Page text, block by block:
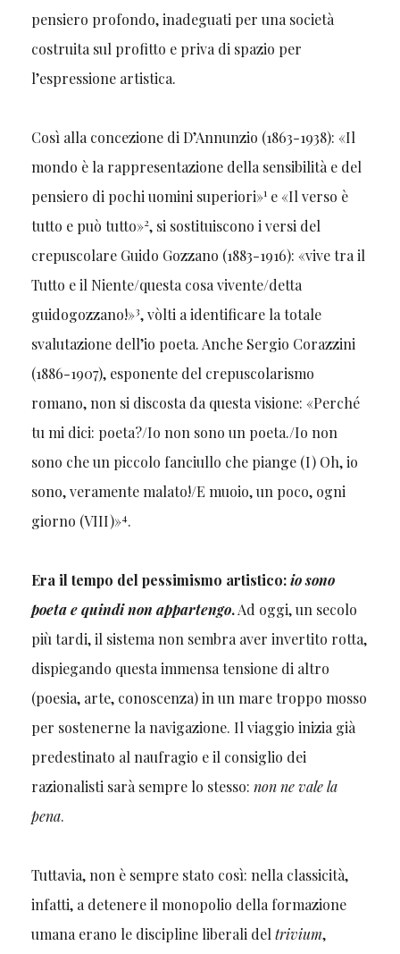
pensiero profondo, inadeguati per una società
costruita sul profitto e priva di spazio per
l’espressione artistica.
Così alla concezione di D’Annunzio (1863-1938): «Il
mondo è la rappresentazione della sensibilità e del
pensiero di pochi uomini superiori»1e «Il verso è
tutto e può tutto»2, si sostituiscono i versi del
crepuscolare Guido Gozzano (1883-1916): «vive tra il
Tutto e il Niente/questa cosa vivente/detta
guidogozzano!»3, vòlti a identificare la totale
svalutazione dell’io poeta. Anche Sergio Corazzini
(1886-1907), esponente del crepuscolarismo
romano, non si discosta da questa visione: «Perché
tu mi dici: poeta?/Io non sono un poeta./Io non
sono che un piccolo fanciullo che piange (I) Oh, io
sono, veramente malato!/E muoio, un poco, ogni
giorno (VIII)»4.
Era il tempo del pessimismo artistico:io sono
poeta e quindi non appartengo.Ad oggi, un secolo
più tardi, il sistema non sembra aver invertito rotta,
dispiegando questa immensa tensione di altro
(poesia, arte, conoscenza) in un mare troppo mosso
per sostenerne la navigazione. Il viaggio inizia già
predestinato al naufragio e il consiglio dei
razionalisti sarà sempre lo stesso: non ne vale la
pena.
Tuttavia, non è sempre stato così: nella classicità,
infatti, a detenere il monopolio della formazione
umana erano le discipline liberali del trivium,